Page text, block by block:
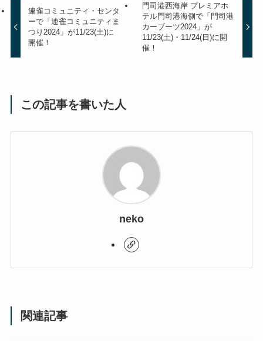
連雀コミュニティ・センタ
ーで「連雀コミュニティま
つり2024」が11/23(土)に
開催！
門司港西海岸 プレミアホ
テル門司港海側で「門司港
カーブーツ2024」が
11/23(土)・11/24(日)に開
催！
この記事を書いた人
neko
関連記事